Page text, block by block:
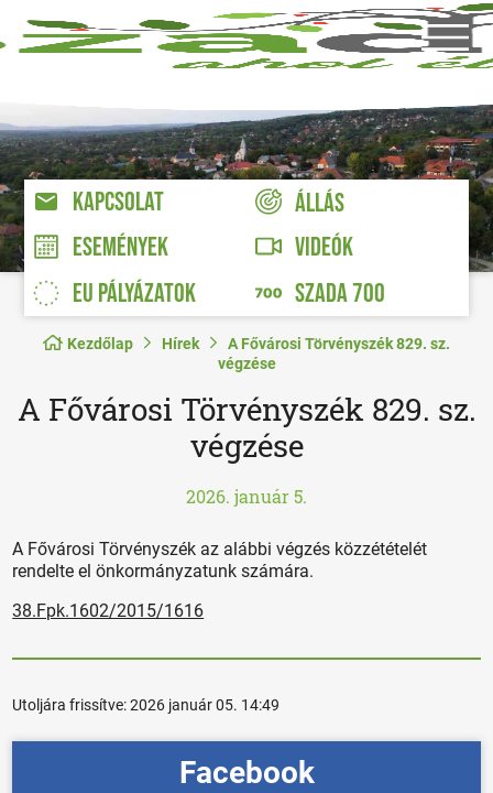
KAPCSOLAT
ÁLLÁS
ESEMÉNYEK
VIDEÓK
EU PÁLYÁZATOK
SZADA 700
Kezdőlap Hírek
A Fővárosi Törvényszék 829. sz.
végzése
A Fővárosi Törvényszék 829. sz.
végzése
2026. január 5.
A Fővárosi Törvényszék az alábbi végzés közzétételét
rendelte el önkormányzatunk számára.
38.Fpk.1602/2015/1616
Utoljára frissítve:2026 január 05. 14:49
Facebook